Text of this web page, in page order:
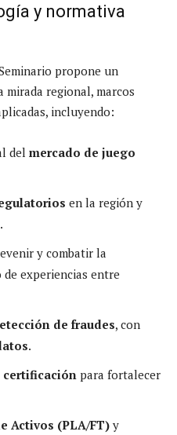
y normativa
propone un
mirada regional, marcos
incluyendo:
del mercado de juego
en la región y
y combatir la
experiencias entre
de fraudes, con
.
certificación para fortalecer
Activos (PLA/FT) y